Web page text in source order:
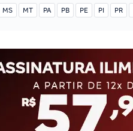
MS MT PA PB PE PI PR